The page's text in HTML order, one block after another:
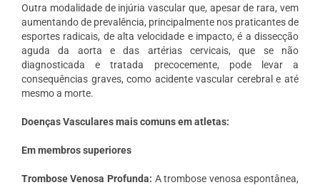
Outra modalidade de injúria vascular que, apesar de rara, vem
aumentando de prevalência, principalmente nos praticantes de
esportes radicais, de alta velocidade e impacto, é a dissecção
aguda da aorta e das artérias cervicais, que se não
diagnosticada e tratada precocemente, pode levar a
consequências graves, como acidente vascular cerebral e até
mesmo a morte.
Doenças Vasculares mais comuns em atletas:
Em membros superiores
Trombose Venosa Profunda: A trombose venosa espontânea,